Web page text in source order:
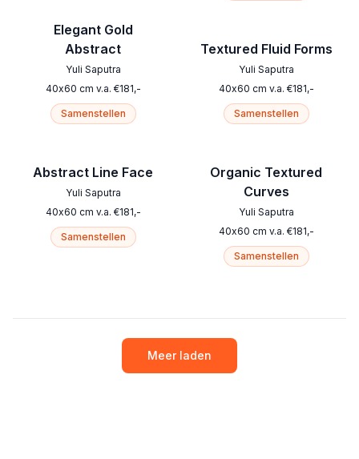
Elegant Gold
Abstract
Yuli Saputra
40x60 cm v.a. €181,-
Samenstellen
Abstract Line Face
Yuli Saputra
40x60 cm v.a. €181,-
Samenstellen
Textured Fluid Forms
Yuli Saputra
40x60 cm v.a. €181,-
Samenstellen
Organic Textured
Curves
Yuli Saputra
40x60 cm v.a. €181,-
Samenstellen
Meer laden